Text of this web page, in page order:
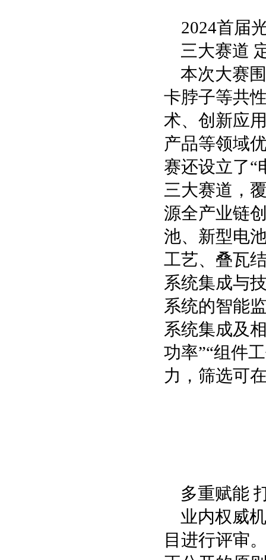
2024首届
三大赛道
本次大赛
卡脖子等共
术、创新应
产品等领域
赛还设立了“
三大赛道，
源全产业链
池、新型电
工艺、叠瓦
系统集成与
系统的智能
系统集成及
功率”“组件
力，筛选可
多重赋能
业内权威
目进行评审